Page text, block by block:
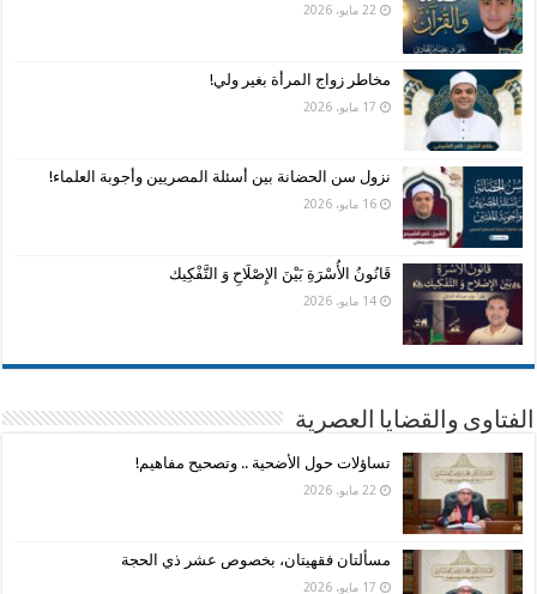
22 مايو، 2026
مخاطر زواج المرأة بغير ولي!
17 مايو، 2026
نزول سن الحضانة بين أسئلة المصريين وأجوبة العلماء!
16 مايو، 2026
قَانُونُ الأُسْرَةِ بَيْنَ الإِصْلَاحِ وَ التَّفْكِيك
14 مايو، 2026
الفتاوى والقضايا العصرية
تساؤلات حول الأضحية .. وتصحيح مفاهيم!
22 مايو، 2026
مسألتان فقهيتان، بخصوص عشر ذي الحجة
17 مايو، 2026